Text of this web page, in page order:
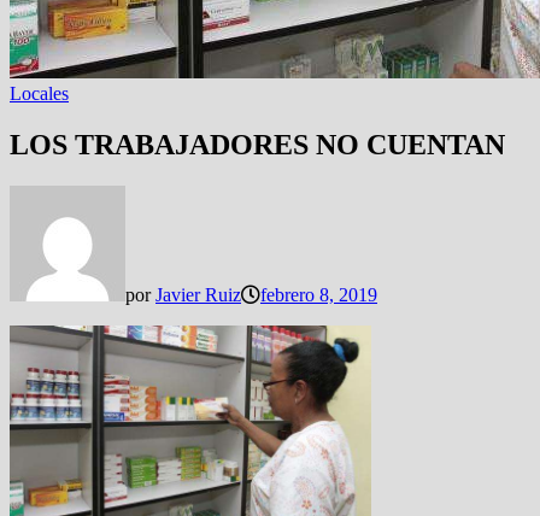
Locales
LOS TRABAJADORES NO CUENTAN
porJavier Ruiz febrero 8, 2019